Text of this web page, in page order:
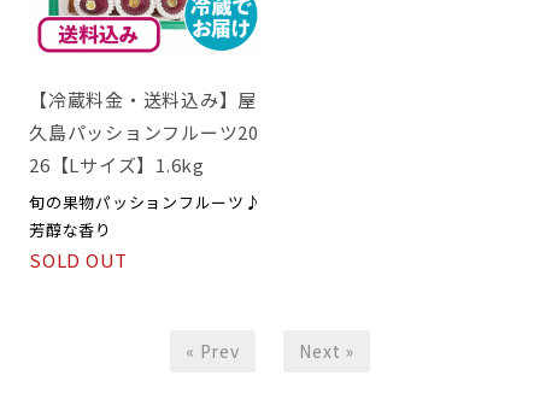
【冷蔵料金・送料込み】屋
久島パッションフルーツ20
26【Lサイズ】1.6kg
旬の果物パッションフルーツ♪
芳醇な香り
SOLD OUT
« Prev Next »